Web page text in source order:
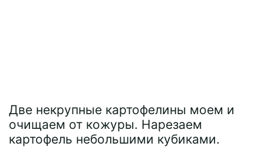
Две некрупные картофелины моем и
очищаем от кожуры. Нарезаем
картофель небольшими кубиками.